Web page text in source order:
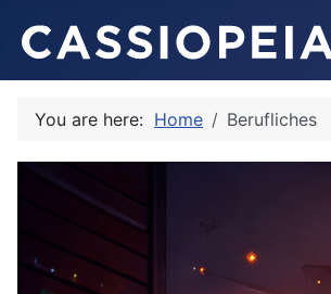
You are here: Home Berufliches